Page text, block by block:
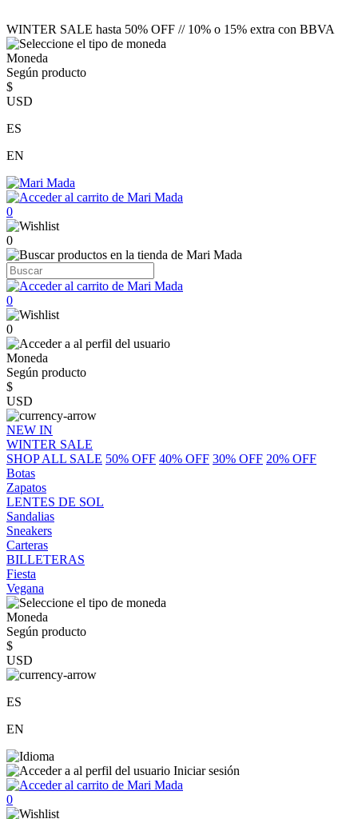
WINTER SALE hasta 50% OFF // 10% o 15% extra con BBVA
Moneda
Según producto
$
USD
ES
EN
0
0
0
0
Moneda
Según producto
$
USD
NEW IN
WINTER SALE
SHOP ALL SALE 50% OFF 40% OFF 30% OFF 20% OFF
Botas
Zapatos
LENTES DE SOL
Sandalias
Sneakers
Carteras
BILLETERAS
Fiesta
Vegana
Moneda
Según producto
$
USD
ES
EN
Iniciar sesión
0